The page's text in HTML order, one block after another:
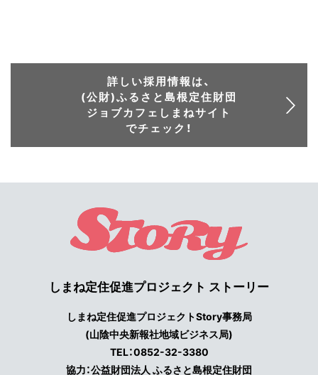
詳しい採用情報は、
(公財)ふるさと島根定住財団
ジョブカフェしまねサイト
でチェック！
しまね定住促進プロジェクト ストーリー
しまね定住促進プロジェクトStory事務局
(山陰中央新報社地域ビジネス局)
TEL：0852-32-3380
協力：公益財団法人 ふるさと島根定住財団